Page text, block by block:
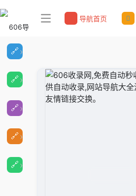
导航首页